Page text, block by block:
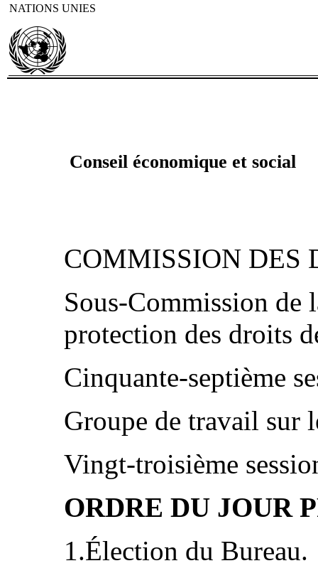
NATIONS UNIES
Conseil économique et social
COMMISSION DES
Sous‑Commission
protection des droits
Cinquante-septième
Groupe de travail sur
Vingt-troisième
ORDRE DU JOUR
1.Élection du Bureau.